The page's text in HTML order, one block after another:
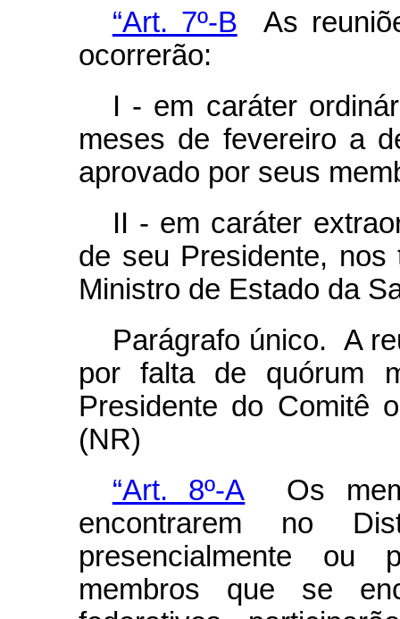
“Art. 7º-B As
ocorrerão:
I - em caráter
meses de fevereiro a
aprovado por seus
II - em caráter
de seu Presidente,
Ministro de Estado da
Parágrafo único. A
por falta de quórum
Presidente do Comitê
(NR)
“Art. 8º-A Os
encontrarem no
presencialmente ou
membros que se